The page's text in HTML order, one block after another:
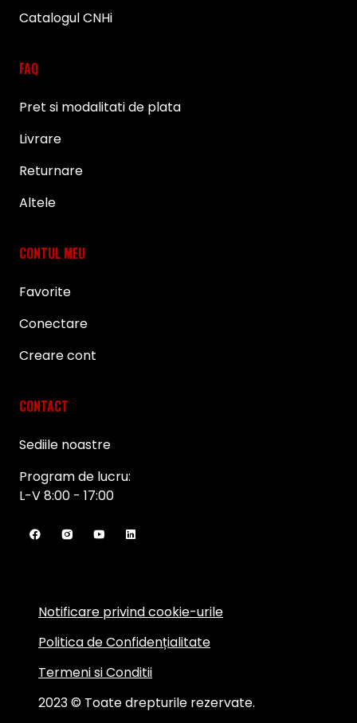
Catalogul CNHi
FAQ
Pret si modalitati de plata
Livrare
Returnare
Altele
CONTUL MEU
Favorite
Conectare
Creare cont
CONTACT
Sediile noastre
Program de lucru:
L-V 8:00 - 17:00
2023 © Toate drepturile rezervate.
Notificare privind cookie-urile
Politica de Confidențialitate
Termeni si Conditii